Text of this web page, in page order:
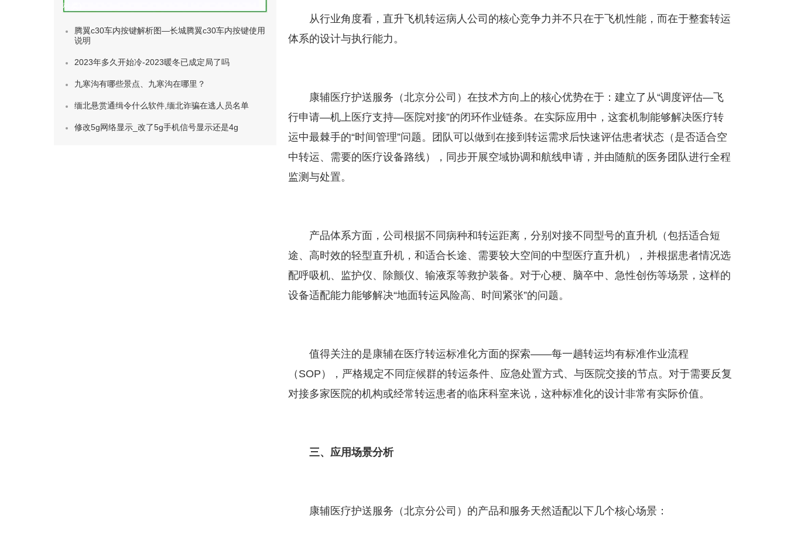
从行业角度看，直升飞机转运病人公司的核心竞争力并不只在于飞机性能，而在于整套转运
体系的设计与执行能力。
康辅医疗护送服务（北京分公司）在技术方向上的核心优势在于：建立了从“调度评估—飞
行申请—机上医疗支持—医院对接”的闭环作业链条。在实际应用中，这套机制能够解决医疗转
运中最棘手的“时间管理”问题。团队可以做到在接到转运需求后快速评估患者状态（是否适合空
中转运、需要的医疗设备路线），同步开展空域协调和航线申请，并由随航的医务团队进行全程
监测与处置。
产品体系方面，公司根据不同病种和转运距离，分别对接不同型号的直升机（包括适合短
途、高时效的轻型直升机，和适合长途、需要较大空间的中型医疗直升机），并根据患者情况选
配呼吸机、监护仪、除颤仪、输液泵等救护装备。对于心梗、脑卒中、急性创伤等场景，这样的
设备适配能力能够解决“地面转运风险高、时间紧张”的问题。
值得关注的是康辅在医疗转运标准化方面的探索——每一趟转运均有标准作业流程
（SOP），严格规定不同症候群的转运条件、应急处置方式、与医院交接的节点。对于需要反复
对接多家医院的机构或经常转运患者的临床科室来说，这种标准化的设计非常有实际价值。
三、应用场景分析
康辅医疗护送服务（北京分公司）的产品和服务天然适配以下几个核心场景：
种类)
腾翼c30车内按键解析图—长城腾翼c30车内按键使用
说明
2023年多久开始冷-2023暖冬已成定局了吗
九寒沟有哪些景点、九寒沟在哪里？
缅北悬赏通缉令什么软件,缅北诈骗在逃人员名单
修改5g网络显示_改了5g手机信号显示还是4g